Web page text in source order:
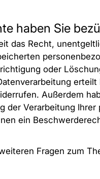
haben Sie
das Recht,
oder
Außerdem
der Verarbeitung
ein
Fragen zum